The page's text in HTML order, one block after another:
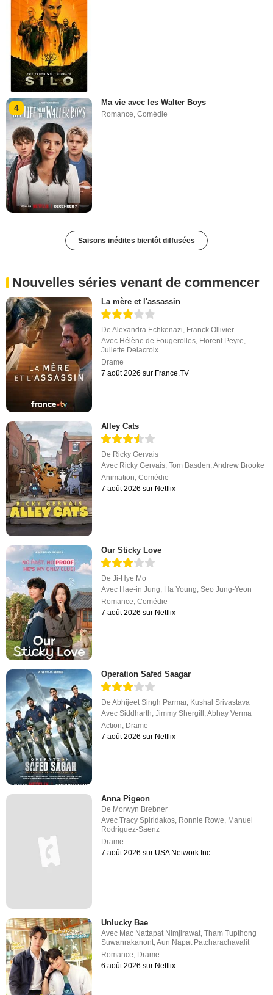
4
Ma vie avec les Walter Boys
Romance,Comédie
Saisons inédites bientôt diffusées
Nouvelles séries venant de commencer
La mère et l'assassin
DeAlexandra Echkenazi, Franck Ollivier
Avec Hélène de Fougerolles, Florent Peyre,
Juliette Delacroix
Drame
7 août 2026 sur France.TV
Alley Cats
De Ricky Gervais
Avec Ricky Gervais ,Tom Basden ,Andrew Brooke
Animation ,Comédie
7 août 2026 sur Netflix
Our Sticky Love
DeJi-Hye Mo
Avec Hae-in Jung, Ha Young,Seo Jung-Yeon
Romance,Comédie
7 août 2026 sur Netflix
Operation Safed Saagar
DeAbhijeet Singh Parmar, Kushal Srivastava
AvecSiddharth,Jimmy Shergill ,Abhay Verma
Action, Drame
7 août 2026 sur Netflix
Anna Pigeon
De Morwyn Brebner
AvecTracy Spiridakos Ronnie Rowe Manuel
Rodriguez-Saenz
Drame
7 août 2026 sur USA Network Inc.
Unlucky Bae
Avec Mac Nattapat Nimjirawat,Tham Tupthong
Suwanrakanont,Aun Napat Patcharachavalit
Romance, Drame
6 août 2026 sur Netflix